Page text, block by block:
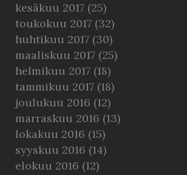
kesäkuu 2017 (25)
toukokuu 2017 (32)
huhtikuu 2017 (30)
maaliskuu 2017 (25)
helmikuu 2017 (18)
tammikuu 2017 (18)
joulukuu 2016 (12)
marraskuu 2016 (13)
lokakuu 2016 (15)
syyskuu 2016 (14)
elokuu 2016 (12)